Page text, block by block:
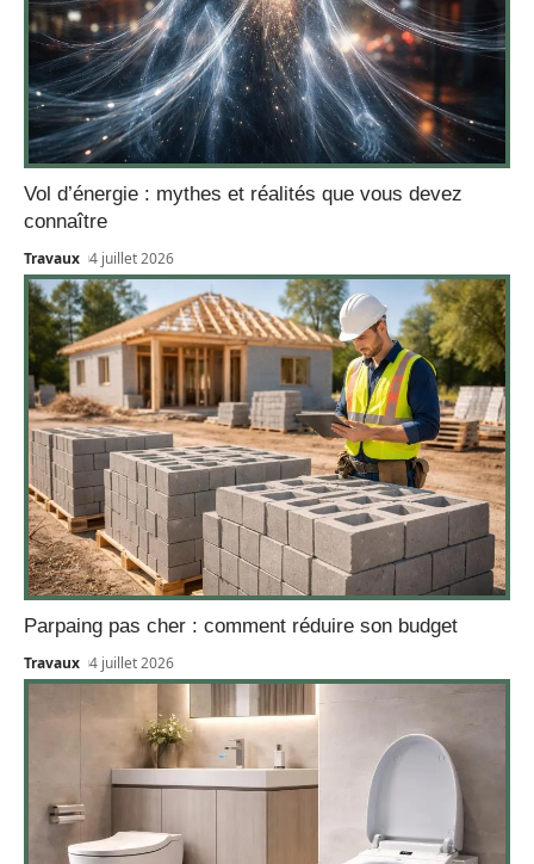
Vol d’énergie : mythes et réalités que vous devez
connaître
Travaux 4 juillet 2026
Parpaing pas cher : comment réduire son budget
Travaux 4 juillet 2026